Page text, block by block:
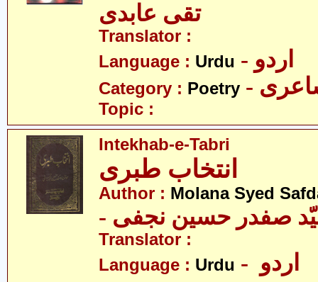
تقی عابدی
Translator :
Language : Urdu - اردو
Category : Poetry
Topic :
Intekhab-e-Tabri
Author : Molana Syed
Translator :
Language : Urdu